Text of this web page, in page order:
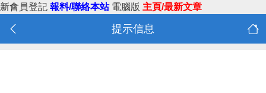
新會員登記 報料/聯絡本站 電腦版 主頁/最新文章
提示信息